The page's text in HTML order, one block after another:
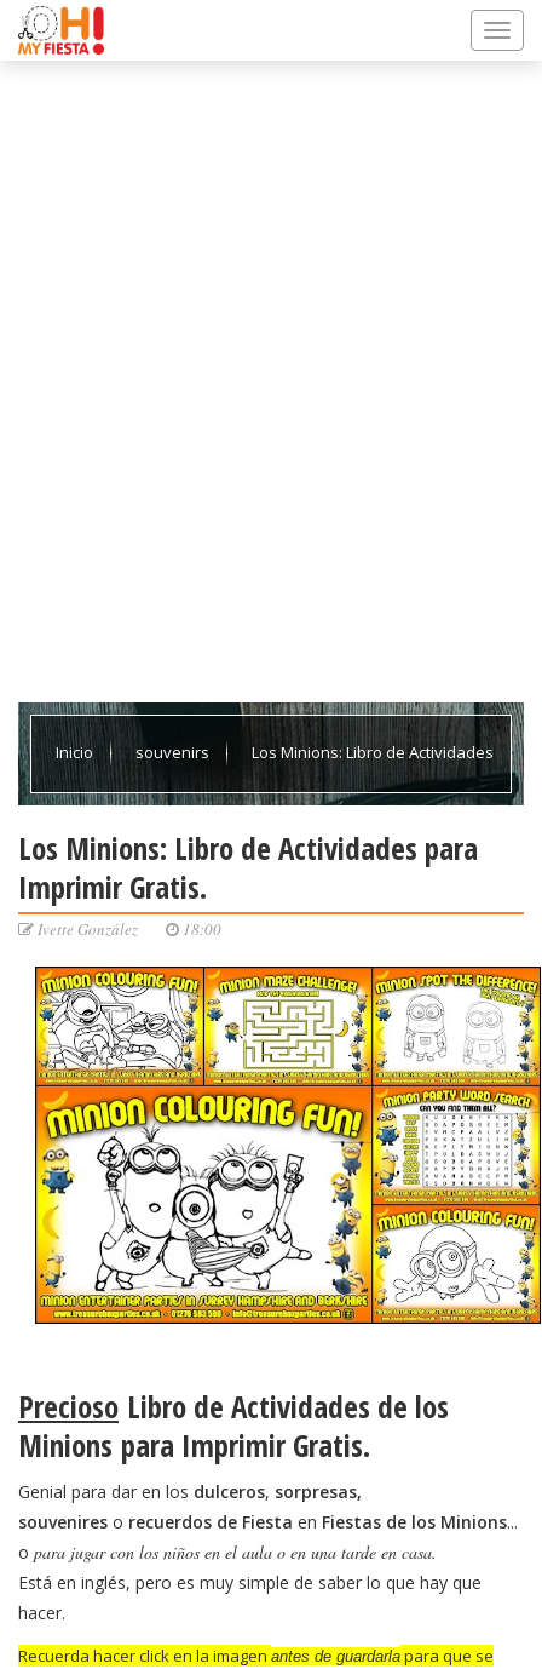
Inicio souvenirs Los Minions: Libro de Actividades
Los Minions: Libro de Actividades para
Imprimir Gratis.
Ivette González 18:00
Precioso Libro de Actividades de los
Minions para Imprimir Gratis.
Genial para dar en los dulceros, sorpresas,
souvenires o recuerdos de Fiesta en Fiestas de los Minions...
o para jugar con los niños en el aula o en una tarde en casa.
Está en inglés, pero es muy simple de saber lo que hay que
hacer.
Recuerda hacer click en la imagen antes de guardarla para que se